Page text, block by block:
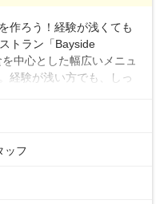
作ろう！経験が浅くても
トラン「Bayside
中心とした幅広いメニュ
経験が浅い方でも、しっ
スキルを活かして即戦力
が責任を持って料理に取
や中堅スタッフにどんど
ッフ